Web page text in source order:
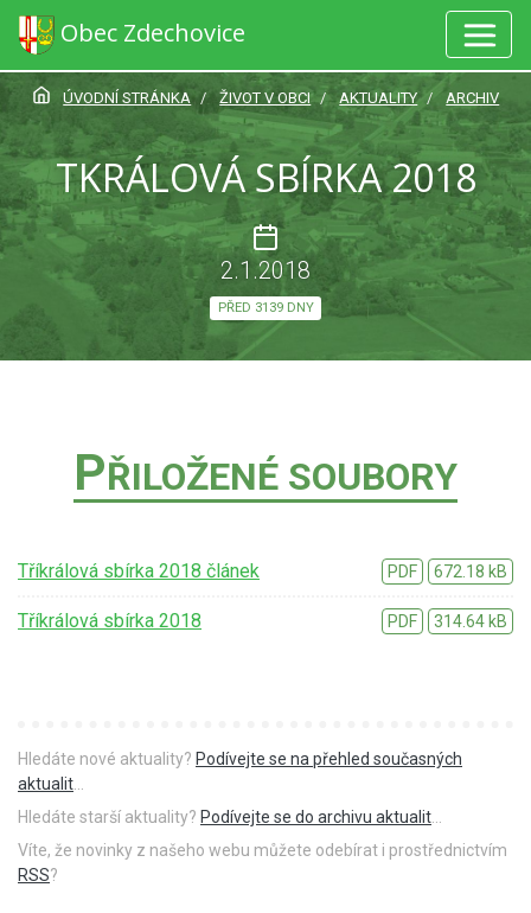
Obec Zdechovice
ÚVODNÍ STRÁNKA ŽIVOT V OBCI AKTUALITY ARCHIV
TKRÁLOVÁ SBÍRKA 2018
2.1.2018
PŘED 3139 DNY
PŘILOŽENÉ SOUBORY
Tříkrálová sbírka 2018 článek PDF 672.18 kB
Tříkrálová sbírka 2018 PDF 314.64 kB
Hledáte nové aktuality? Podívejte se na přehled současných
aktualit
Hledáte starší aktuality? Podívejte se do archivu aktualit
Víte, že novinky z našeho webu můžete odebírat i prostřednictvím
RSS?